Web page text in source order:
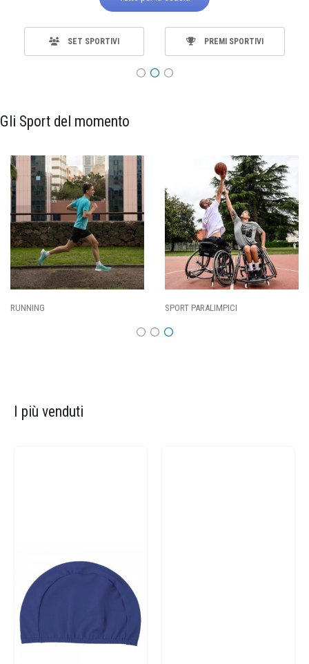
SET SPORTIVI PREMI SPORTIVI
Gli Sport del momento
CALCIO
I più venduti